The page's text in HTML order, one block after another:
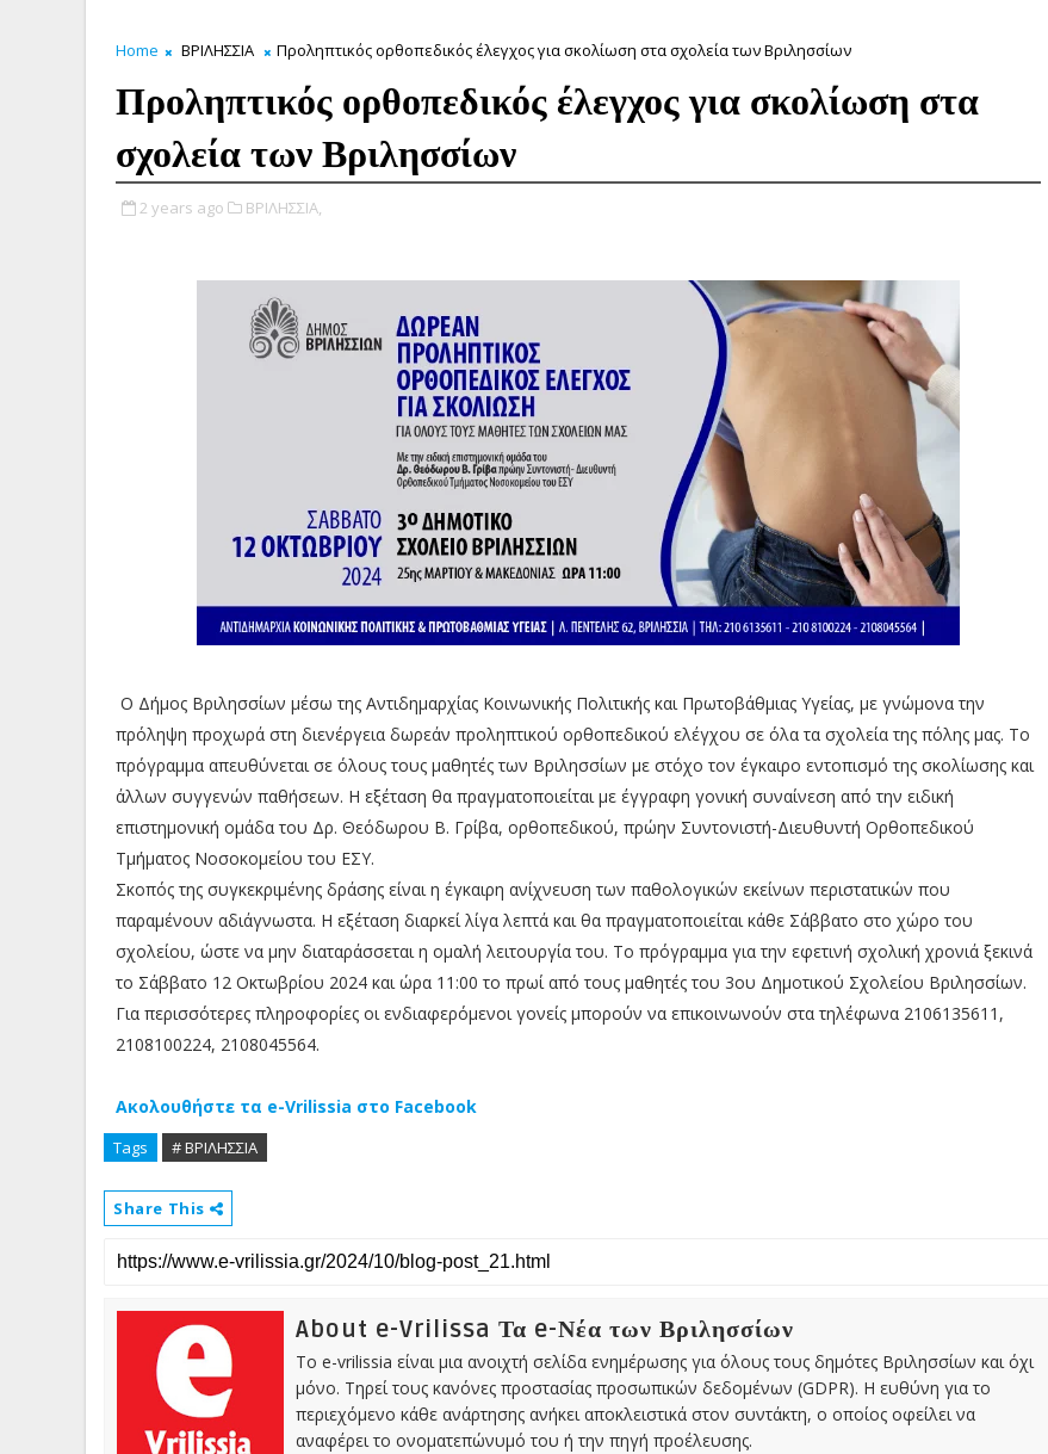
Home ΒΡΙΛΗΣΣΙΑ Προληπτικός ορθοπεδικός έλεγχος για σκολίωση στα σχολεία των Βριλησσίων
Προληπτικός ορθοπεδικός έλεγχος για σκολίωση στα
σχολεία των Βριλησσίων
2 years ago ΒΡΙΛΗΣΣΙΑ,
Ο Δήμος Βριλησσίων μέσω της Αντιδημαρχίας Κοινωνικής Πολιτικής και Πρωτοβάθμιας Υγείας, με γνώμονα την
πρόληψη προχωρά στη διενέργεια δωρεάν προληπτικού ορθοπεδικού ελέγχου σε όλα τα σχολεία της πόλης μας. Το
πρόγραμμα απευθύνεται σε όλους τους μαθητές των Βριλησσίων με στόχο τον έγκαιρο εντοπισμό της σκολίωσης και
άλλων συγγενών παθήσεων. Η εξέταση θα πραγματοποιείται με έγγραφη γονική συναίνεση από την ειδική
επιστημονική ομάδα του Δρ. Θεόδωρου Β. Γρίβα, ορθοπεδικού, πρώην Συντονιστή-Διευθυντή Ορθοπεδικού
Τμήματος Νοσοκομείου του ΕΣΥ.
Σκοπός της συγκεκριμένης δράσης είναι η έγκαιρη ανίχνευση των παθολογικών εκείνων περιστατικών που
παραμένουν αδιάγνωστα. Η εξέταση διαρκεί λίγα λεπτά και θα πραγματοποιείται κάθε Σάββατο στο χώρο του
σχολείου, ώστε να μην διαταράσσεται η ομαλή λειτουργία του. Το πρόγραμμα για την εφετινή σχολική χρονιά ξεκινά
το Σάββατο 12 Οκτωβρίου 2024 και ώρα 11:00 το πρωί από τους μαθητές του 3ου Δημοτικού Σχολείου Βριλησσίων.
Για περισσότερες πληροφορίες οι ενδιαφερόμενοι γονείς μπορούν να επικοινωνούν στα τηλέφωνα 2106135611,
2108100224, 2108045564.
Ακολουθήστε τα e-Vrilissia στο Facebook
Tags # ΒΡΙΛΗΣΣΙΑ
Share This
About e-Vrilissa Τα e-Νέα των Βριλησσίων
Το e-vrilissia είναι μια ανοιχτή σελίδα ενημέρωσης για όλους τους δημότες Βριλησσίων και όχι
μόνο. Τηρεί τους κανόνες προστασίας προσωπικών δεδομένων (GDPR). Η ευθύνη για το
περιεχόμενο κάθε ανάρτησης ανήκει αποκλειστικά στον συντάκτη, ο οποίος οφείλει να
αναφέρει το ονοματεπώνυμό του ή την πηγή προέλευσης.